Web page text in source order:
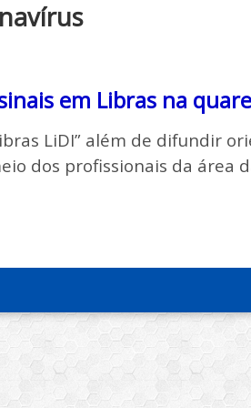
em Libras na
LiDI” além de difundir
dos profissionais da área